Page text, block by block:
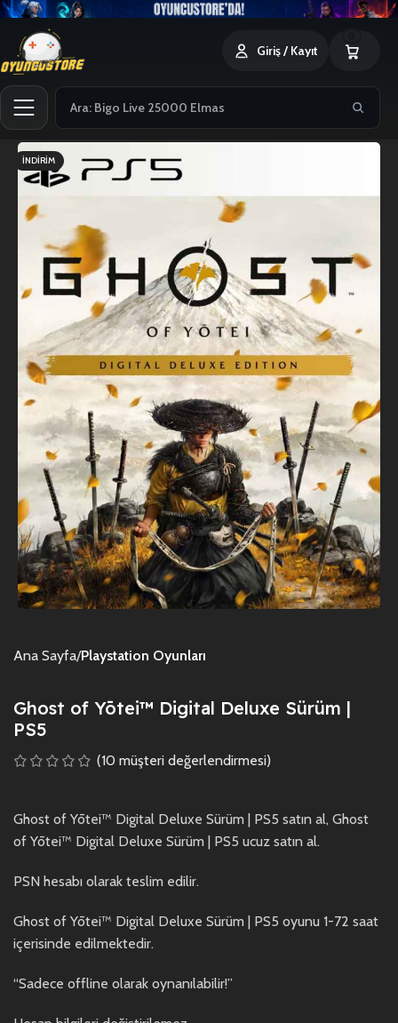
Giriş / Kayıt
İNDIRIM
Ana Sayfa Playstation Oyunları
Ghost of Yōtei™ Digital Deluxe Sürüm |
PS5
(10 müşteri değerlendirmesi)
Ghost of Yōtei™ Digital Deluxe Sürüm | PS5 satın al, Ghost
of Yōtei™ Digital Deluxe Sürüm | PS5 ucuz satın al.
PSN hesabı olarak teslim edilir.
Ghost of Yōtei™ Digital Deluxe Sürüm | PS5 oyunu 1-72 saat
içerisinde edilmektedir.
“Sadece offline olarak oynanılabilir!”